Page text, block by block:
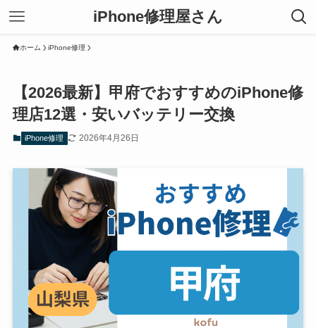
iPhone修理屋さん
ホーム iPhone修理
【2026最新】甲府でおすすめのiPhone修
理店12選・安いバッテリー交換
iPhone修理 2026年4月26日